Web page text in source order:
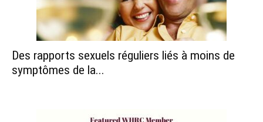
Des rapports sexuels réguliers liés à moins de
symptômes de la...